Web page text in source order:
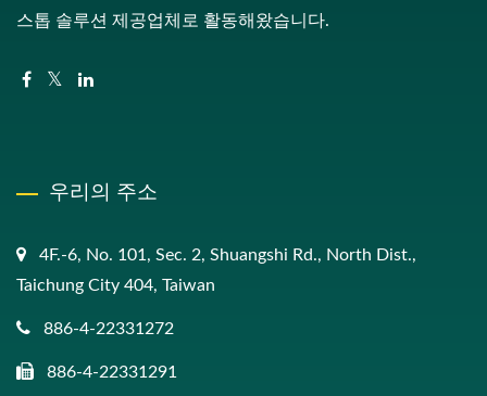
스톱 솔루션 제공업체로 활동해왔습니다.
우리의 주소
4F.-6, No. 101, Sec. 2, Shuangshi Rd., North Dist.,
Taichung City 404, Taiwan
886-4-22331272
886-4-22331291